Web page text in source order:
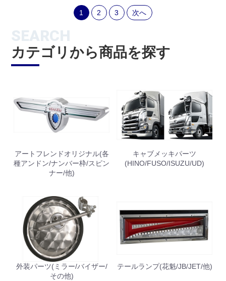
お買い物を続ける カートへ進む
1 2 3 次へ
SEARCH
カテゴリから商品を探す
アートフレンドオリジナル(各
種アンドン/ナンバー枠/スピン
ナー/他)
キャブメッキパーツ
(HINO/FUSO/ISUZU/UD)
外装パーツ(ミラー/バイザー/
その他)
テールランプ(花魁/JB/JET/他)